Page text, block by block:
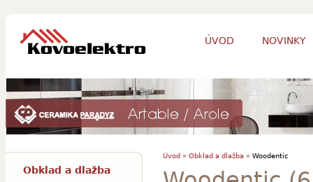
ÚVOD NOVINKY
Úvod » Obklad a dlažba »Woodentic
Obklad a dlažba